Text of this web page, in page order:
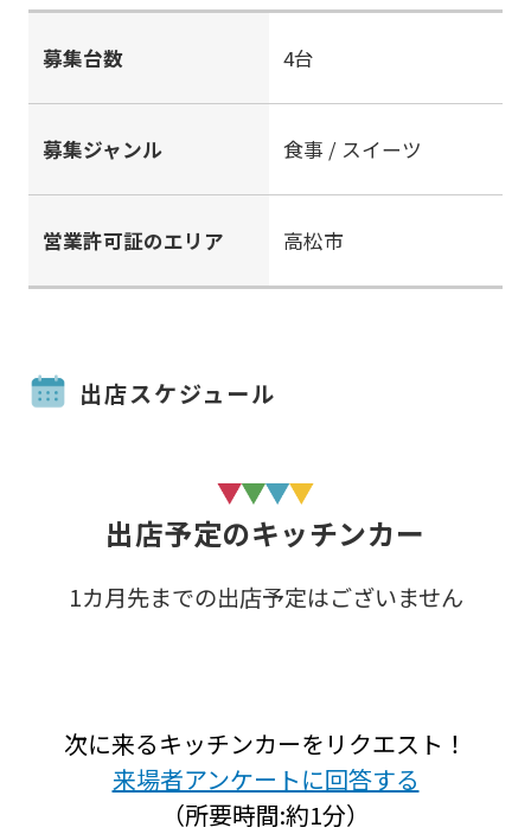
募集台数 4台
募集ジャンル 食事 / スイーツ
営業許可証のエリア 高松市
出店スケジュール
出店予定のキッチンカー
1カ月先までの出店予定はございません
次に来るキッチンカーをリクエスト！
来場者アンケートに回答する
（所要時間:約1分）